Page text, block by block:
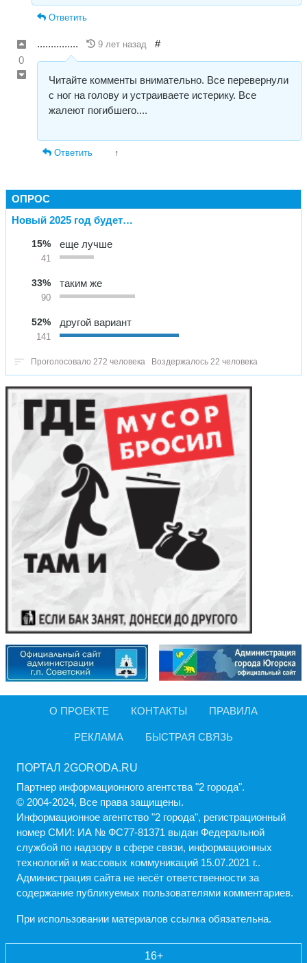
Ответить
0
............... 9 лет назад #
Читайте комменты внимательно. Все перевернули
с ног на голову и устраиваете истерику. Все
жалеют погибшего....
Ответить ↑
ОПРОС
Новый 2025 год будет…
15%
41
еще лучше
33%
90
таким же
52%
141
другой вариант
Проголосовало 272 человека Воздержалось 22 человека
О ПРОЕКТЕ КОНТАКТЫ ПРАВИЛА
РЕКЛАМА БЫСТРАЯ СВЯЗЬ
ПОРТАЛ 2GORODA.RU
Партнер информационного агентства "2 города".
© 2004-2024, Все права защищены.
Информационное агентство "2 города", регистрационный
номер СМИ: ИА № ФС77-81371 выдан Федеральной
службой по надзору в сфере связи, информационных
технологий и массовых коммуникаций 15.07.2021 г..
Администрация cайта не несёт ответственности за
содержание публикуемых пользователями комментариев.
При использовании материалов ссылка обязательна.
16+